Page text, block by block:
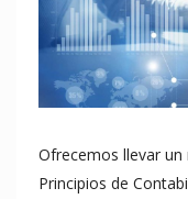
Ofrecemos llevar
Principios de